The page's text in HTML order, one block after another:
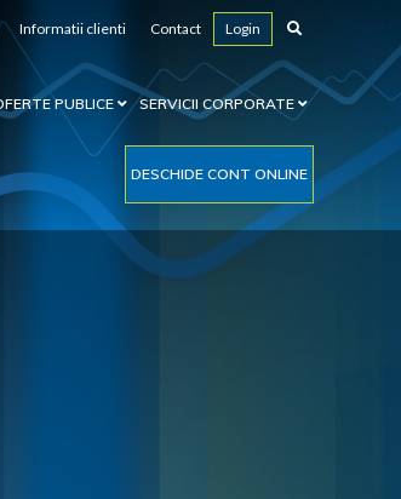
Informatii clienti Contact Login
PUBLICE SERVICII CORPORATE
DESCHIDE CONT ONLINE